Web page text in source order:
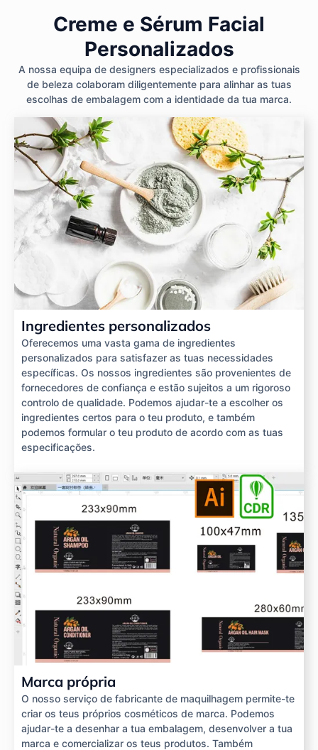
Creme e Sérum Facial
Personalizados
A nossa equipa de designers especializados e profissionais
de beleza colaboram diligentemente para alinhar as tuas
escolhas de embalagem com a identidade da tua marca.
Ingredientes personalizados
Oferecemos uma vasta gama de ingredientes
personalizados para satisfazer as tuas necessidades
específicas. Os nossos ingredientes são provenientes de
fornecedores de confiança e estão sujeitos a um rigoroso
controlo de qualidade. Podemos ajudar-te a escolher os
ingredientes certos para o teu produto, e também
podemos formular o teu produto de acordo com as tuas
especificações.
Marca própria
O nosso serviço de fabricante de maquilhagem permite-te
criar os teus próprios cosméticos de marca. Podemos
ajudar-te a desenhar a tua embalagem, desenvolver a tua
marca e comercializar os teus produtos. Também